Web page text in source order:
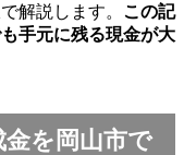
解説します。 この記
手元に残る現金が大
金を岡山市で